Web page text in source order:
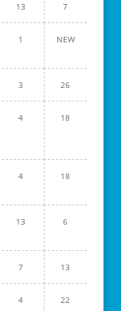
13 7
1 NEW
3 26
4 18
4 18
13 6
7 13
4 22